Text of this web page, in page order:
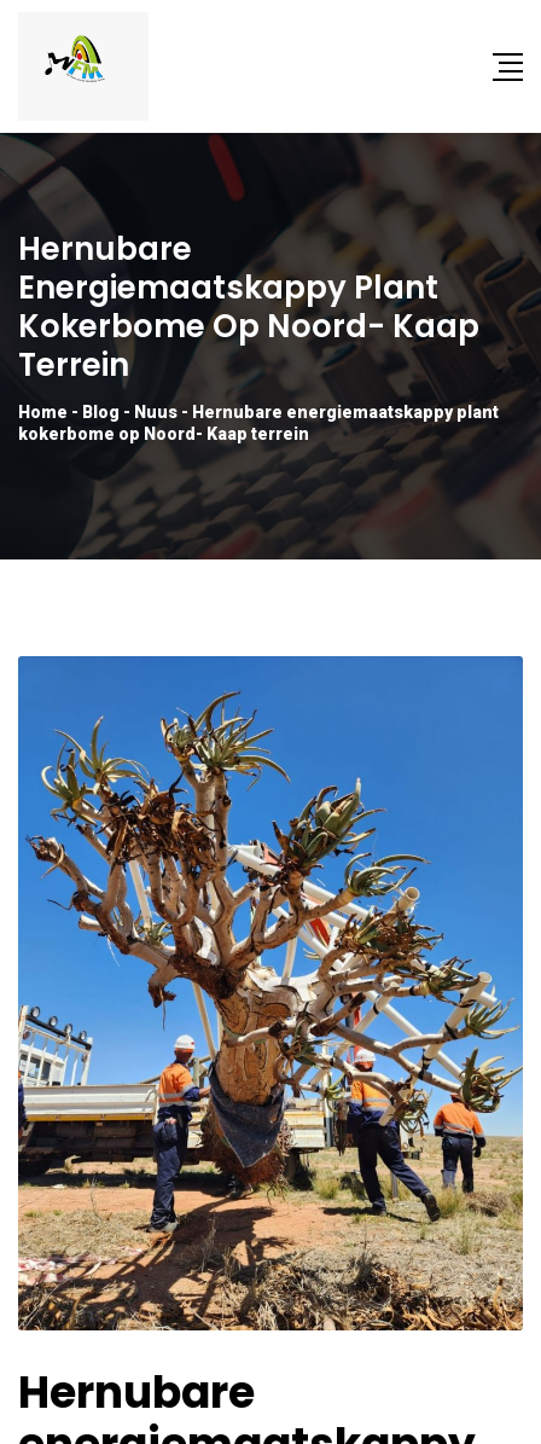
Hernubare
Energiemaatskappy Plant
Kokerbome Op Noord- Kaap
Terrein
Home - Blog - Nuus - Hernubare energiemaatskappy plant
kokerbome op Noord- Kaap terrein
Hernubare